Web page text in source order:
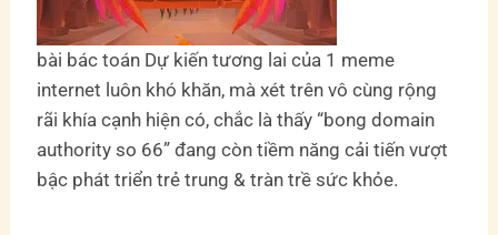
bài bác toán Dự kiến tương lai của 1 meme
internet luôn khó khăn, mà xét trên vô cùng rộng
rãi khía cạnh hiện có, chắc là thấy “bong domain
authority so 66” đang còn tiềm năng cải tiến vượt
bậc phát triển trẻ trung & tràn trề sức khỏe.